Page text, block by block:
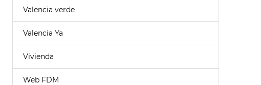
Valencia verde
Valencia Ya
Vivienda
Web FDM